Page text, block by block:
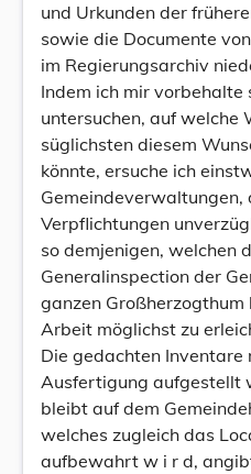
und Urkunden der
sowie die Documente
im Regierungsarchiv
Indem ich mir vorbehalte
untersuchen, auf welche
süglichsten diesem
könnte, ersuche ich
Gemeindeverwaltungen,
Verpflichtungen
so demjenigen, welchen
Generalinspection der
ganzen
Arbeit möglichst zu
Die gedachten Inventare
Ausfertigung aufgestellt
bleibt auf dem
welches zugleich das
aufbewahrt w i r d,